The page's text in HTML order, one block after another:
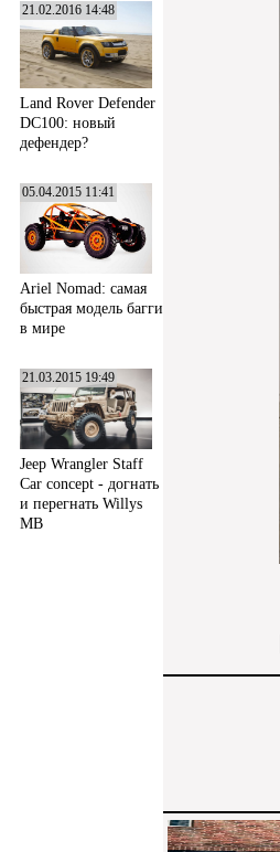
21.02.2016 14:48
Land Rover Defender
DC100: новый
дефендер?
05.04.2015 11:41
Ariel Nomad: самая
быстрая модель багги
в мире
21.03.2015 19:49
Jeep Wrangler Staff
Car concept - догнать
и перегнать Willys
MB